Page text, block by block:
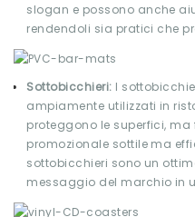
slogan e possono anche
rendendoli sia pratici che
Sottobicchieri: I
ampiamente utilizzati in
proteggono le superfici,
promozionale sottile ma
sottobicchieri sono un
messaggio del marchio in